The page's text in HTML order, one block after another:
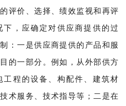
评价、选择、绩效监视和再评
，应确定对供应商提供的过
：一是供应商提供的产品和服
的一部分。例如，从外部供方
工程的设备、构配件、建筑材
术服务、技术指导等；二是在